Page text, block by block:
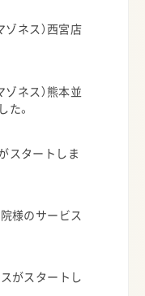
ネス）西宮店
ネス）熊本並
た。
スタートしま
様のサービス
がスタートし